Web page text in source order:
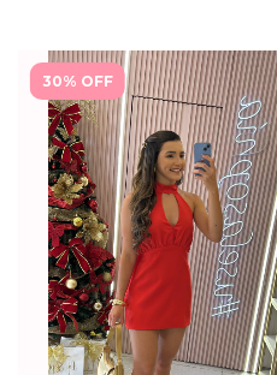
30% OFF